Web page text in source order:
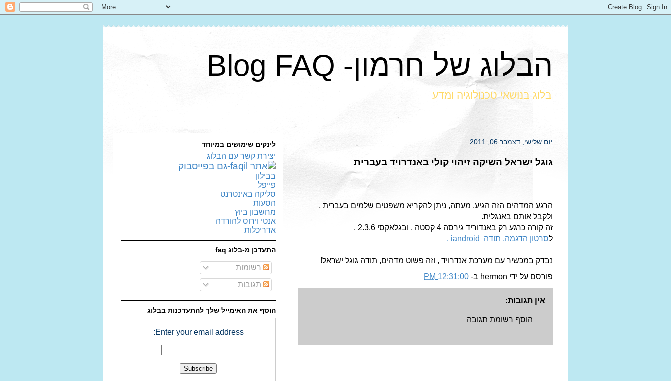
הבלוג של חרמון- Blog FAQ
בלוג בנושאי טכנולוגיה ומדע
יום שלישי, דצמבר 06, 2011
גוגל ישראל השיקה זיהוי קולי באנדרויד בעברית
הרגע המדהים הזה הגיע, מעתה, ניתן להקריא משפטים שלמים בעברית ,
ולקבל אותם באנגלית.
זה קורה כרגע רק באנדוריד גירסה 4 קסטה , ובגלאקסי 2.3.6 .
לסרטון הדגמה, תודה iandroid .
נבדק במכשיר עם מערכת אנדרויד , וזה פשוט מדהים, תודה גוגל ישראל!
פורסם על ידי hermon ב- 12:31:00 PM
אין תגובות:
הוסף רשומת תגובה
לינקים שימושים במיוחד
יצירת קשר עם הבלוג
בבילון
פייפל
סליקה באינטרנט
הסעות
מחשבון ביוץ
אנטי וירוס להורדה
אדריכלות
התעדכן מ-בלוג faq
רשומות
תגובות
הוסף את האימייל שלך להתעדכנות בבלוג
Enter your email address: